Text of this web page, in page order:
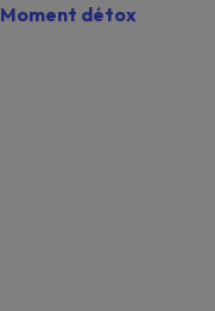
Moment détox